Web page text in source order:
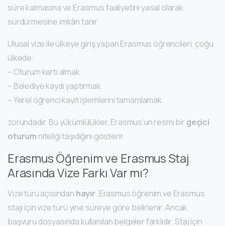
süre kalmasına ve Erasmus faaliyetini yasal olarak
sürdürmesine imkân tanır.
Ulusal vize ile ülkeye giriş yapan Erasmus öğrencileri, çoğu
ülkede:
– Oturum kartı almak
– Belediye kaydı yaptırmak
– Yerel öğrenci kayıt işlemlerini tamamlamak
zorundadır. Bu yükümlülükler, Erasmus’un resmi bir geçici
oturum niteliği taşıdığını gösterir.
Erasmus Öğrenim ve Erasmus Staj
Arasında Vize Farkı Var mı?
Vize türü açısından hayır. Erasmus öğrenim ve Erasmus
stajı için vize türü yine süreye göre belirlenir. Ancak
başvuru dosyasında kullanılan belgeler farklıdır. Staj için